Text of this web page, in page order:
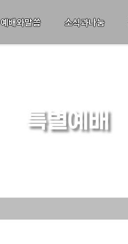
예배와말씀 소식과나눔
특별예배